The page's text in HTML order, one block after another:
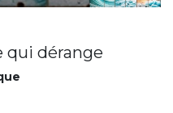
qui dérange